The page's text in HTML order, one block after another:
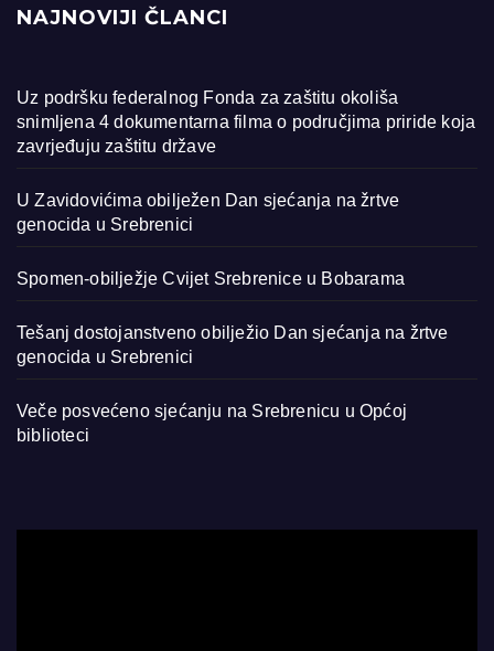
NAJNOVIJI ČLANCI
Uz podršku federalnog Fonda za zaštitu okoliša
snimljena 4 dokumentarna filma o područjima priride koja
zavrjeđuju zaštitu države
U Zavidovićima obilježen Dan sjećanja na žrtve
genocida u Srebrenici
Spomen-obilježje Cvijet Srebrenice u Bobarama
Tešanj dostojanstveno obilježio Dan sjećanja na žrtve
genocida u Srebrenici
Veče posvećeno sjećanju na Srebrenicu u Općoj
biblioteci